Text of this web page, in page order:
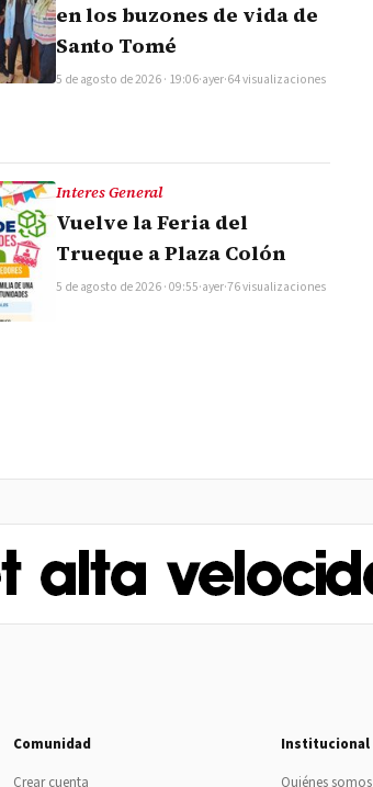
en los buzones de vida de
Santo Tomé
5 de agosto de 2026 · 19:06·ayer·64 visualizaciones
Interes General
Vuelve la Feria del
Trueque a Plaza Colón
5 de agosto de 2026 · 09:55·ayer·76 visualizaciones
Comunidad
Crear cuenta
Institucional
Quiénes somos